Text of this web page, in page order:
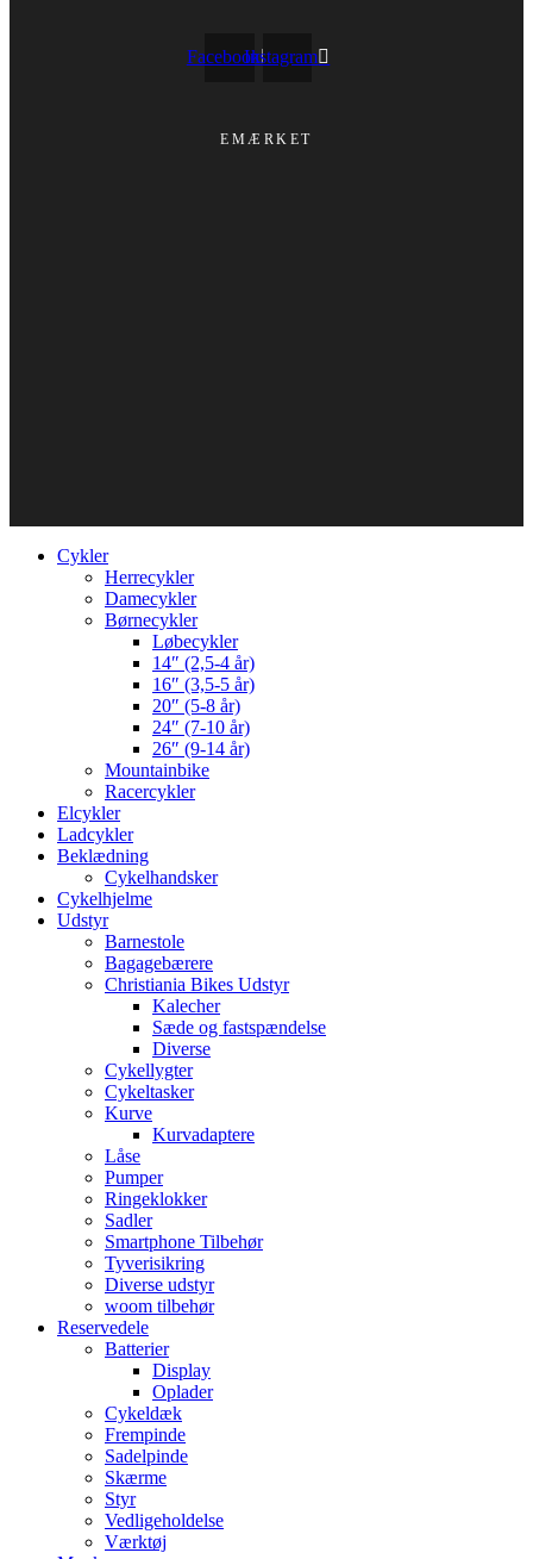
FacebookInstagram
EMÆRKET
Cykler
Herrecykler
Damecykler
Børnecykler
Løbecykler
14″ (2,5-4 år)
16″ (3,5-5 år)
20″ (5-8 år)
24″ (7-10 år)
26″ (9-14 år)
Mountainbike
Racercykler
Elcykler
Ladcykler
Beklædning
Cykelhandsker
Cykelhjelme
Udstyr
Barnestole
Bagagebærere
Christiania Bikes Udstyr
Kalecher
Sæde og fastspændelse
Diverse
Cykellygter
Cykeltasker
Kurve
Kurvadaptere
Låse
Pumper
Ringeklokker
Sadler
Smartphone Tilbehør
Tyverisikring
Diverse udstyr
woom tilbehør
Reservedele
Batterier
Display
Oplader
Cykeldæk
Frempinde
Sadelpinde
Skærme
Styr
Vedligeholdelse
Værktøj